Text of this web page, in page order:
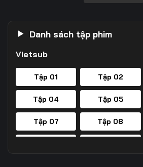
Danh sách tập phim
Vietsub
Tập 01 Tập 02
Tập 04 Tập 05
Tập 07 Tập 08